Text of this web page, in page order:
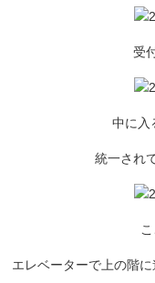
受
中に入
統一され
エレベーターで上の階